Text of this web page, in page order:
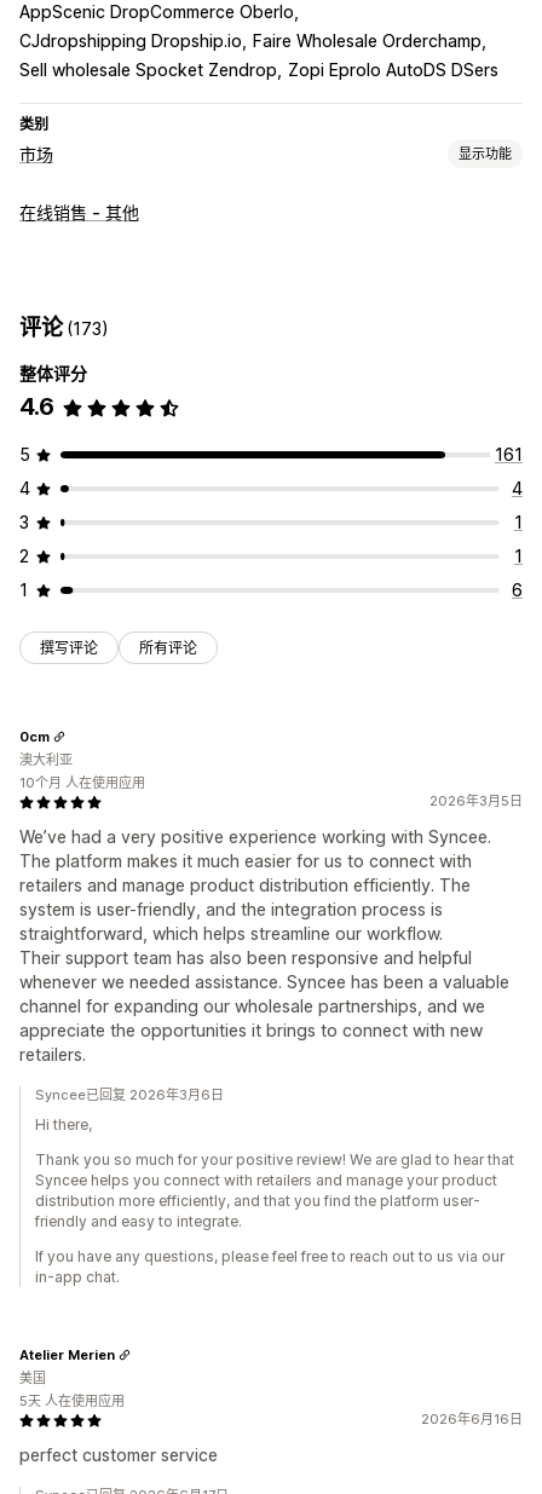
AppScenic DropCommerce Oberlo
CJdropshipping Dropship.io
Faire Wholesale Orderchamp
Sell wholesale Spocket Zendrop
Zopi Eprolo AutoDS DSers
类别
市场 显示功能
产品页面管理
订单管理
自定义规则
在线销售 - 其他
评论(173)
整体评分
4.6
5
161
4
4
3
1
2
1
1
6
撰写评论 所有评论
2026年3月5日
We’ve had a very positive experience working with Syncee.
The platform makes it much easier for us to connect with
retailers and manage product distribution efficiently. The
system is user-friendly, and the integration process is
straightforward, which helps streamline our workflow.
Their support team has also been responsive and helpful
whenever we needed assistance. Syncee has been a valuable
channel for expanding our wholesale partnerships, and we
appreciate the opportunities it brings to connect with new
retailers.
0cm
澳大利亚
10个月 人在使用应用
Syncee已回复 2026年3月6日
Hi there,
Thank you so much for your positive review! We are glad to hear that
Syncee helps you connect with retailers and manage your product
distribution more efficiently, and that you find the platform user-
friendly and easy to integrate.
If you have any questions, please feel free to reach out to us via our
in-app chat.
2026年6月16日
perfect customer service
Atelier Merien
美国
5天 人在使用应用